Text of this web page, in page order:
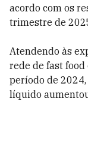
acordo com os
trimestre de
Atendendo às
rede de fast food
período de
líquido